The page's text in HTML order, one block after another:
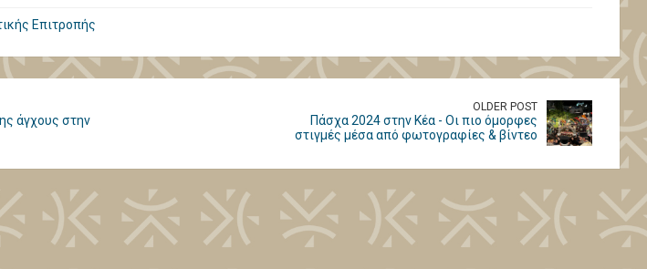
Επιτροπής
άγχους στην
OLDER POST
Πάσχα 2024 στην Κέα - Οι πιο όμορφες
στιγμές μέσα από φωτογραφίες & βίντεο